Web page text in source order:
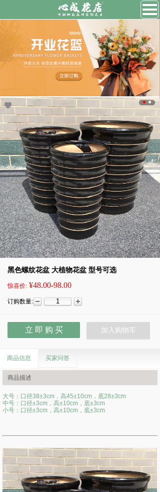
黑色螺纹花盆 大植物花盆 型号可选
惊喜价: ¥48.00-98.00
订购数量:
立 即 购 买 加入购物车
商品信息 买家问答
商品描述
大号：口径38±3cm，高45±10cm ，底28±3cm
中号：口径±3cm，高±10cm ，底±3cm
小号：口径±3cm，高±10cm，底±3cm